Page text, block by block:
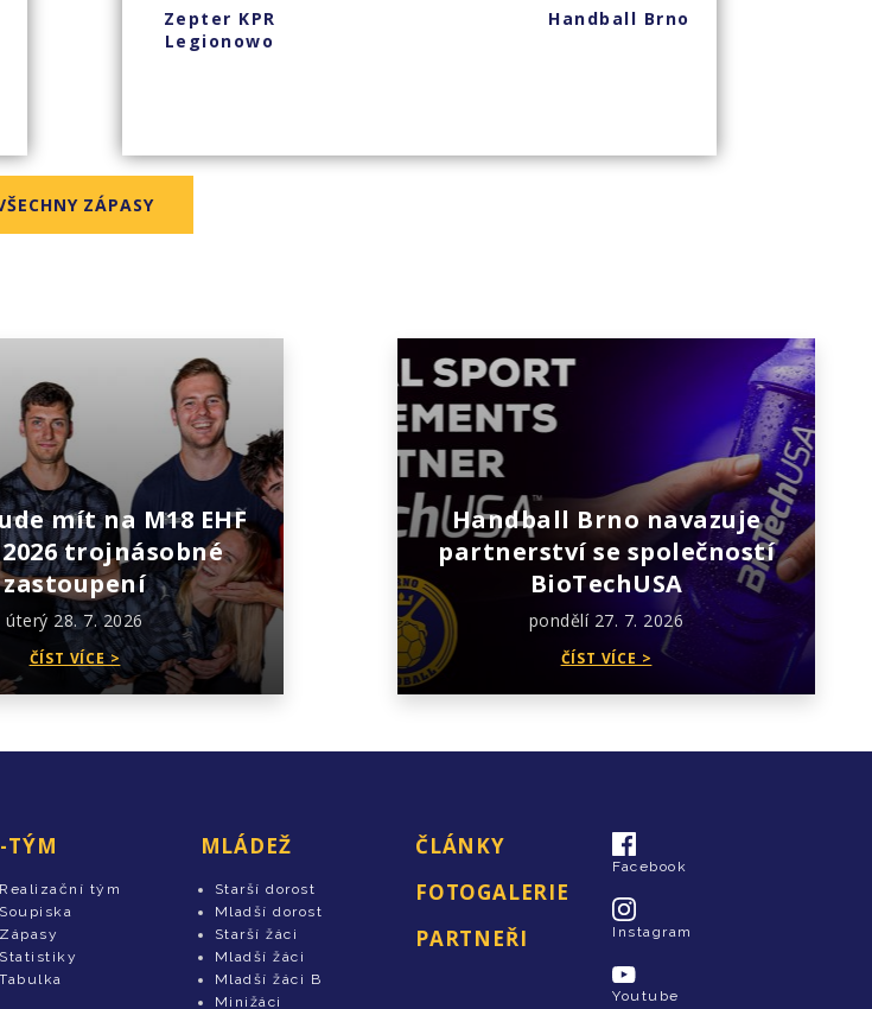
Zepter KPR
Legionowo
Handball Brno
ZÁPASY
mít na M18 EHF
2026 trojnásobné
zastoupení
úterý 28. 7. 2026
ČÍST VÍCE >
Handball Brno navazuje
partnerství se společností
BioTechUSA
pondělí 27. 7. 2026
ČÍST VÍCE >
TÝM
Realizační tým
Soupiska
Zápasy
Statistiky
Tabulka
MLÁDEŽ
Starší dorost
Mladší dorost
Starší žáci
Mladší žáci
Mladší žáci B
Minižáci
ČLÁNKY
FOTOGALERIE
PARTNEŘI
Facebook
Instagram
Youtube